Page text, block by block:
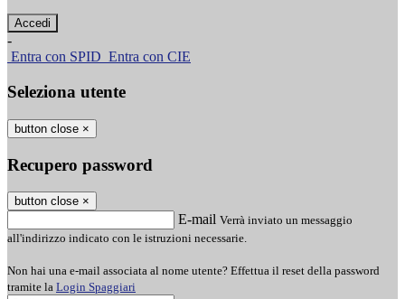
-
Entra con SPID Entra con CIE
Seleziona utente
button close ×
Recupero password
button close ×
E-mail Verrà inviato un messaggio
all'indirizzo indicato con le istruzioni necessarie.
Non hai una e-mail associata al nome utente? Effettua il reset della password
tramite la Login Spaggiari